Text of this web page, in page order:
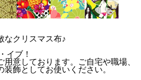
なクリスマス布♪
イブ！
用意しております。ご自宅や職場、
飾としてお使いください。